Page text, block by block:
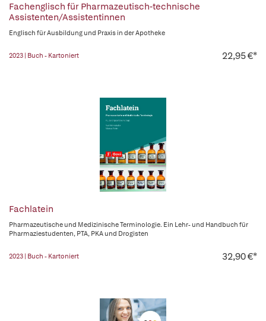
Fachenglisch für Pharmazeutisch-technische
Assistenten/Assistentinnen
Englisch für Ausbildung und Praxis in der Apotheke
2023 | Buch - Kartoniert 22,95 €*
Fachlatein
Pharmazeutische und Medizinische Terminologie. Ein Lehr- und Handbuch für
Pharmaziestudenten, PTA, PKA und Drogisten
2023 | Buch - Kartoniert 32,90 €*